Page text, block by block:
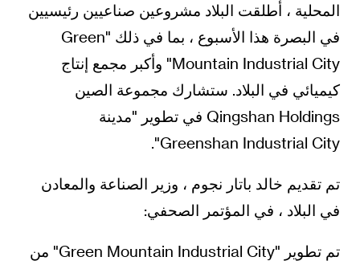
المحلية ، أطلقت البلاد مشروعين صناعيين رئيسيين
في البصرة هذا الأسبوع ، بما في ذلك "Green
Mountain Industrial City" وأكبر مجمع إنتاج
كيميائي في البلاد. ستشارك مجموعة الصين
Qingshan Holdings في تطوير "مدينة
Greenshan Industrial City".
تم تقديم خالد باتار نجوم ، وزير الصناعة والمعادن
في البلاد ، في المؤتمر الصحفي:
تم تطوير "Green Mountain Industrial City" من